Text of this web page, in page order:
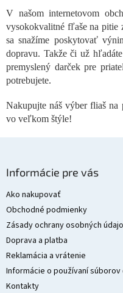
V našom internetovom
vysokokvalitné fľaše na pitie
sa snažíme poskytovať
dopravu. Takže či už
premyslený darček pre
potrebujete.
Nakupujte náš výber fliaš na
vo veľkom štýle!
Informácie pre vás
Ako nakupovať
Obchodné podmienky
Zásady ochrany osobných
Doprava a platba
Reklamácia a vrátenie
Informácie o používaní
Kontakty